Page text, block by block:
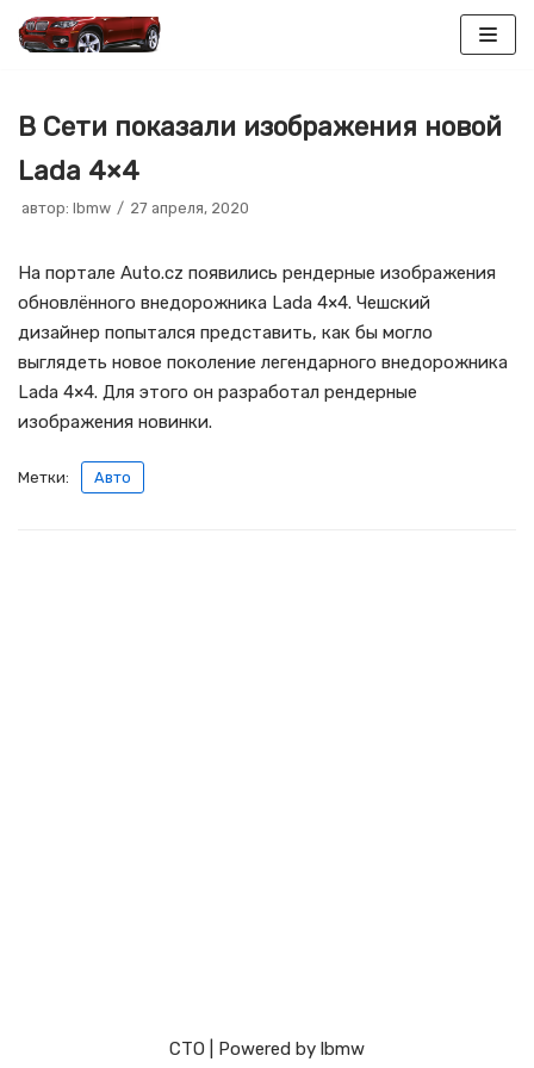
содержимому
В Сети показали изображения новой
Lada 4×4
автор: lbmw 27 апреля, 2020
На портале Auto.cz появились рендерные изображения
обновлённого внедорожника Lada 4×4. Чешский
дизайнер попытался представить, как бы могло
выглядеть новое поколение легендарного внедорожника
Lada 4×4. Для этого он разработал рендерные
изображения новинки.
Метки: Авто
СТО | Powered by lbmw